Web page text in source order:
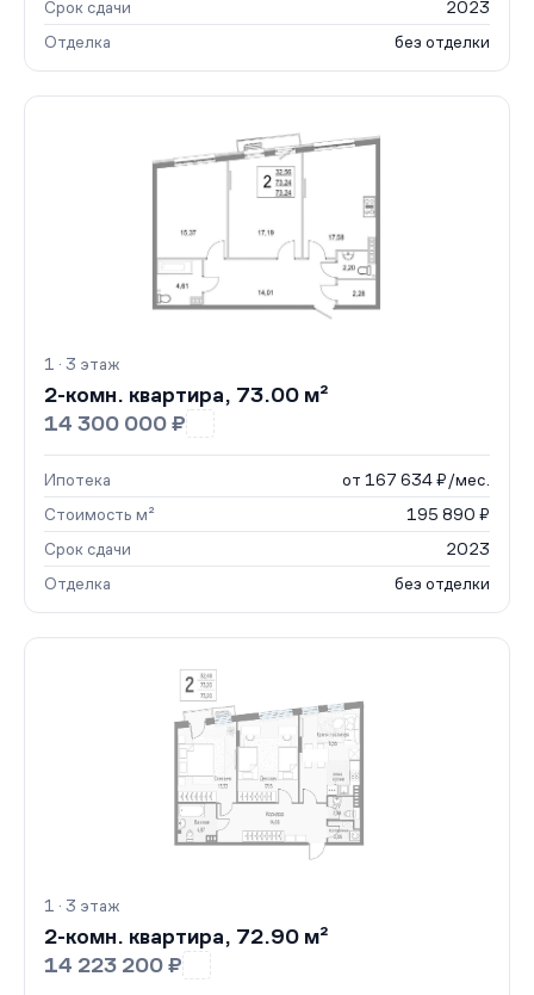
Срок сдачи
2023
Отделка
без отделки
1 · 3 этаж
2-комн. квартира, 73.00 м²
14 300 000 ₽
Ипотека
от 167 634 ₽/мес.
Стоимость м²
195 890 ₽
Срок сдачи
2023
Отделка
без отделки
1 · 3 этаж
2-комн. квартира, 72.90 м²
14 223 200 ₽